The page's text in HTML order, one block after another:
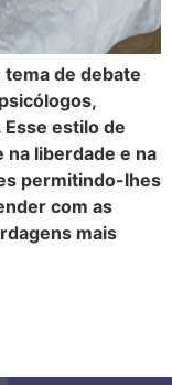
de debate
estilo de
na liberdade e na
permitindo-lhes
com as
mais